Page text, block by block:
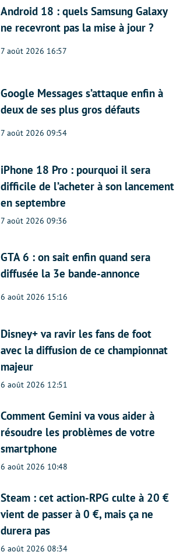
Android 18 : quels Samsung Galaxy
ne recevront pas la mise à jour ?
7 août 2026 16:57
Google Messages s’attaque enfin à
deux de ses plus gros défauts
7 août 2026 09:54
iPhone 18 Pro : pourquoi il sera
difficile de l’acheter à son lancement
en septembre
7 août 2026 09:36
GTA 6 : on sait enfin quand sera
diffusée la 3e bande-annonce
6 août 2026 15:16
Disney+ va ravir les fans de foot
avec la diffusion de ce championnat
majeur
6 août 2026 12:51
Comment Gemini va vous aider à
résoudre les problèmes de votre
smartphone
6 août 2026 10:48
Steam : cet action-RPG culte à 20 €
vient de passer à 0 €, mais ça ne
durera pas
6 août 2026 08:34